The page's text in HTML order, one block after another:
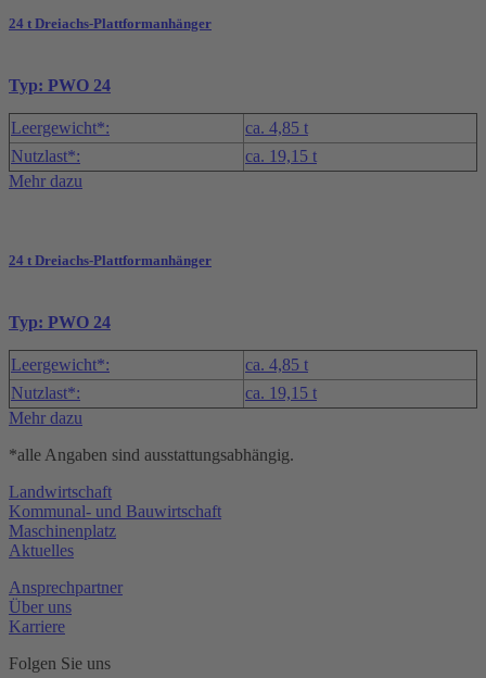
24 t Dreiachs-Plattformanhänger
Typ: PWO 24
Leergewicht*:
ca. 4,85 t
Nutzlast*:
ca. 19,15 t
Mehr dazu
24 t Dreiachs-Plattformanhänger
Typ: PWO 24
Leergewicht*:
ca. 4,85 t
Nutzlast*:
ca. 19,15 t
Mehr dazu
*alle Angaben sind ausstattungsabhängig.
Landwirtschaft
Kommunal- und Bauwirtschaft
Maschinenplatz
Aktuelles
Ansprechpartner
Über uns
Karriere
Folgen Sie uns